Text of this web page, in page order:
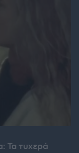
Τα τυχερά